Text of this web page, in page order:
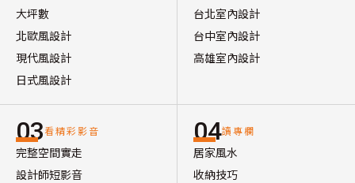
大坪數
北歐風設計
現代風設計
日式風設計
台北室內設計
台中室內設計
高雄室內設計
03看精彩影音
完整空間實走
設計師短影音
04讀專欄
居家風水
收納技巧